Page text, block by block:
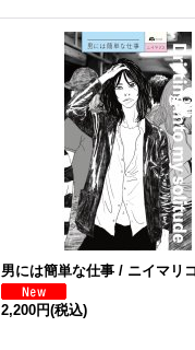
男には簡単な仕事 / ニイマリ
2,200円(税込)